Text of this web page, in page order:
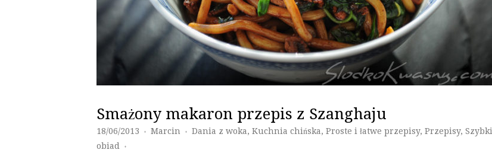
Smażony makaron przepis z Szanghaju
18/06/2013 ♦ Marcin ♦ Dania z woka, Kuchnia chińska, Proste i łatwe przepisy, Przepisy, Szybki
obiad
♦